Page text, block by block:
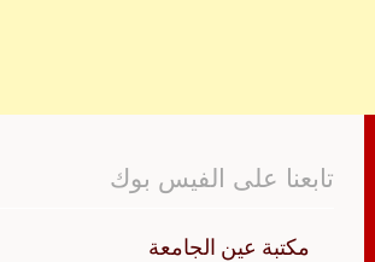
تابعنا على الفيس بوك
‏مكتبة عين الجامعة‏